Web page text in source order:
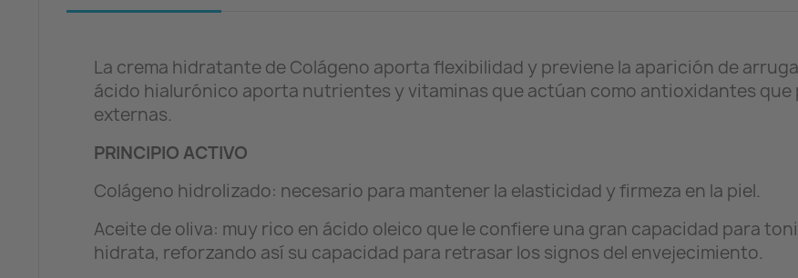
La crema hidratante de Colágeno aporta flexibilidad y previene la aparición de
ácido hialurónico aporta nutrientes y vitaminas que actúan como antioxidantes que
externas.
PRINCIPIO ACTIVO
Colágeno hidrolizado: necesario para mantener la elasticidad y firmeza en la piel.
Aceite de oliva: muy rico en ácido oleico que le confiere una gran capacidad para
hidrata, reforzando así su capacidad para retrasar los signos del envejecimiento.